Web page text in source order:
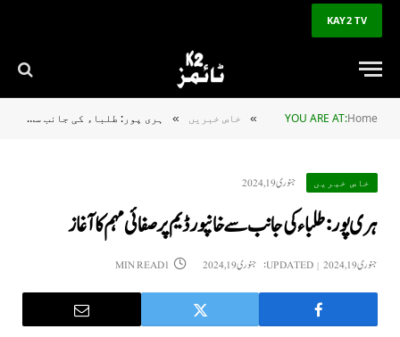
KAY2 TV
YOU ARE AT:Home
» خاص خبریں » ہری پور: طلباء کی جانب سے خانپور ڈیم پر صفائی مہم کا آغاز
خاص خبریں جنوری 19, 2024
ہری پور: طلباء کی جانب سے خانپور ڈیم پر صفائی مہم کا آغاز
جنوری 19, 2024 UPDATED: جنوری 19, 2024 1 MIN READ